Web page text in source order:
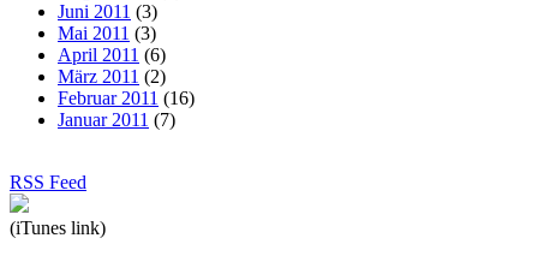
Juni 2011 (3)
Mai 2011 (3)
April 2011 (6)
März 2011 (2)
Februar 2011 (16)
Januar 2011 (7)
RSS Feed
(iTunes link)